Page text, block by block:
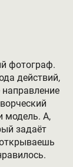
фотограф.
действий,
модель. А,
задаёт